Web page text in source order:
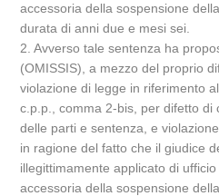
accessoria della sospensione
durata di anni due e mesi sei.
2. Avverso tale sentenza ha
(OMISSIS), a mezzo del proprio
violazione di legge in riferimento
c.p.p., comma 2-bis, per difetto di
delle parti e sentenza, e
in ragione del fatto che il giudice
illegittimamente applicato di
accessoria della sospensione